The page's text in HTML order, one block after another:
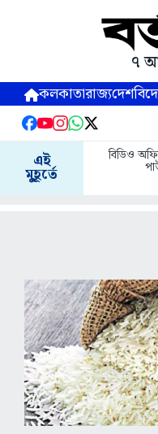
৭
কলকাতারাজ্যদেশ
এই
মুহূর্তে
বিডিও